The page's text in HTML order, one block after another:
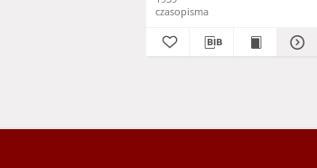
czasopisma